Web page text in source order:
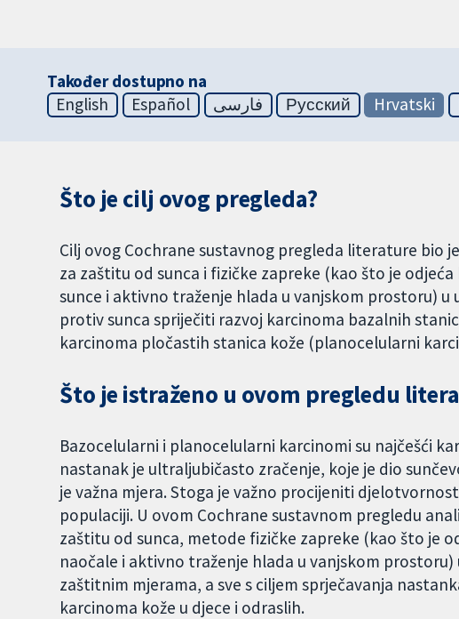
Također dostupno na
English
Español فارسی Русский Hrvatski
Što je cilj ovog pregleda?
Cilj ovog Cochrane sustavnog pregleda literature bio
za zaštitu od sunca i fizičke zapreke (kao što je
sunce i aktivno traženje hlada u vanjskom prostoru)
protiv sunca spriječiti razvoj karcinoma bazalnih
karcinoma pločastih stanica kože (planocelularni
Što je istraženo u ovom pregledu
Bazocelularni i planocelularni karcinomi su najčešći
nastanak je ultraljubičasto zračenje, koje je dio
je važna mjera. Stoga je važno procijeniti
populaciji. U ovom Cochrane sustavnom pregledu
zaštitu od sunca, metode fizičke zapreke (kao što je
naočale i aktivno traženje hlada u vanjskom
zaštitnim mjerama, a sve s ciljem sprječavanja
karcinoma kože u djece i odraslih.